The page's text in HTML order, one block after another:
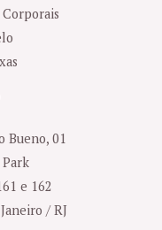
Bueno, 01
e 162
/ RJ